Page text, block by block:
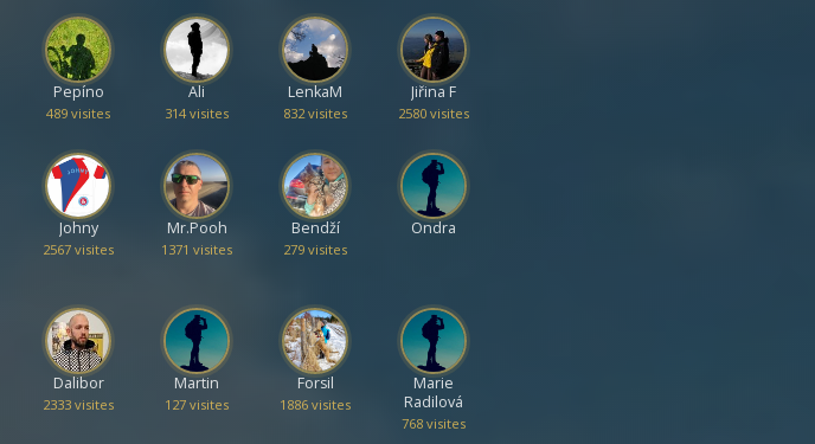
Pepíno
489 visites
Ali
314 visites
LenkaM
832 visites
Jiřina F
2580 visites
Johny
2567 visites
Mr.Pooh
1371 visites
Bendží
279 visites
Ondra
Dalibor
2333 visites
Martin
127 visites
Forsil
1886 visites
Marie
Radilová
768 visites